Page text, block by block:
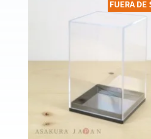
FUERA DE